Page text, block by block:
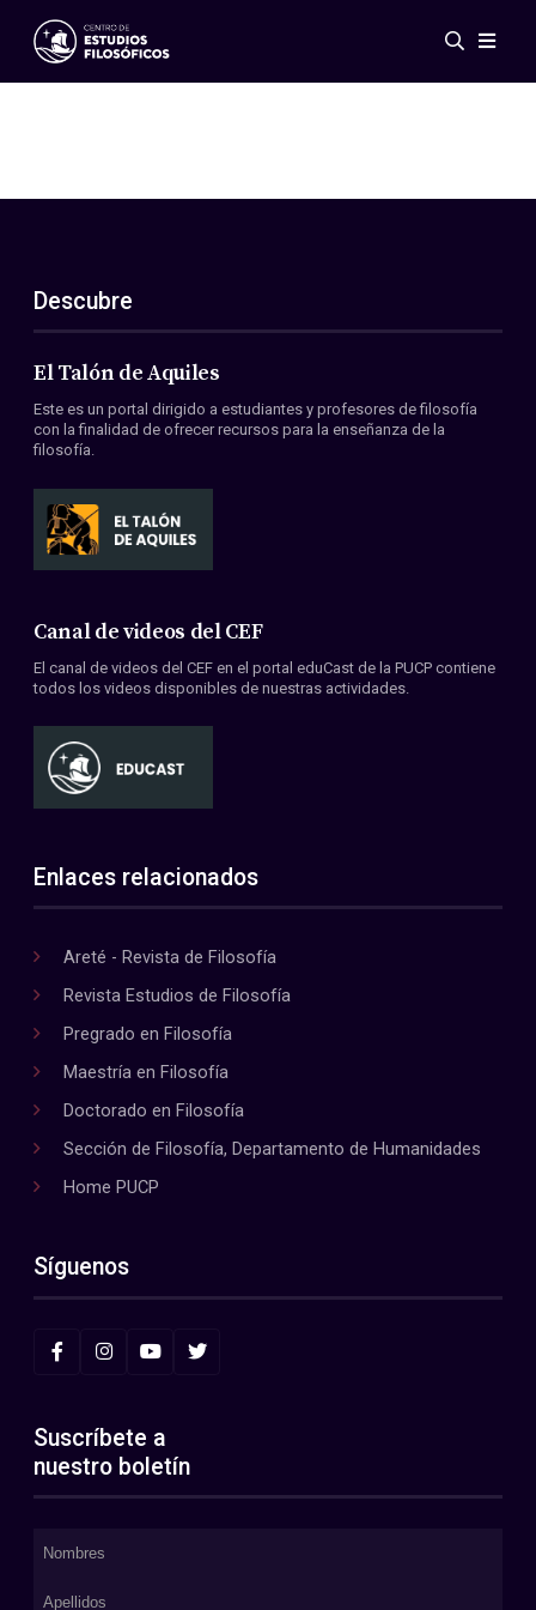
Eventos
ES
EN
Acerca de nosotros
Miembros
Convenios
Descubre
El Talón de Aquiles
Este es un portal dirigido a estudiantes y profesores de filosofía
con la finalidad de ofrecer recursos para la enseñanza de la
filosofía.
Canal de videos del CEF
El canal de videos del CEF en el portal eduCast de la PUCP contiene
todos los videos disponibles de nuestras actividades.
Enlaces relacionados
Areté - Revista de Filosofía
Revista Estudios de Filosofía
Pregrado en Filosofía
Maestría en Filosofía
Doctorado en Filosofía
Sección de Filosofía, Departamento de Humanidades
Home PUCP
Síguenos
Suscríbete a
nuestro boletín